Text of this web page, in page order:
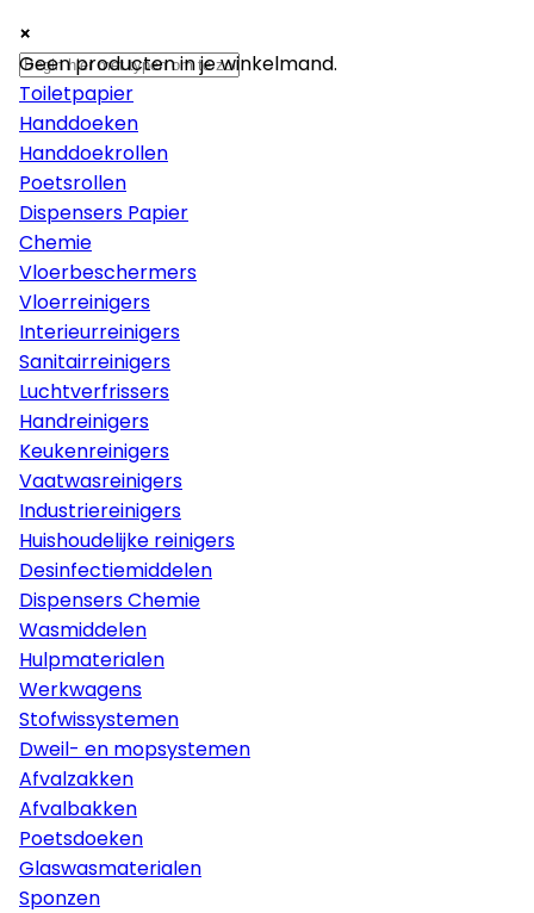
×
Papier
Toiletpapier
Handdoeken
Handdoekrollen
Poetsrollen
Dispensers Papier
Chemie
Vloerbeschermers
Vloerreinigers
Interieurreinigers
Sanitairreinigers
Luchtverfrissers
Handreinigers
Keukenreinigers
Vaatwasreinigers
Industriereinigers
Huishoudelijke reinigers
Desinfectiemiddelen
Dispensers Chemie
Wasmiddelen
Hulpmaterialen
Werkwagens
Stofwissystemen
Dweil- en mopsystemen
Afvalzakken
Afvalbakken
Poetsdoeken
Glaswasmaterialen
Sponzen
×
×
Geen producten in je winkelmand.